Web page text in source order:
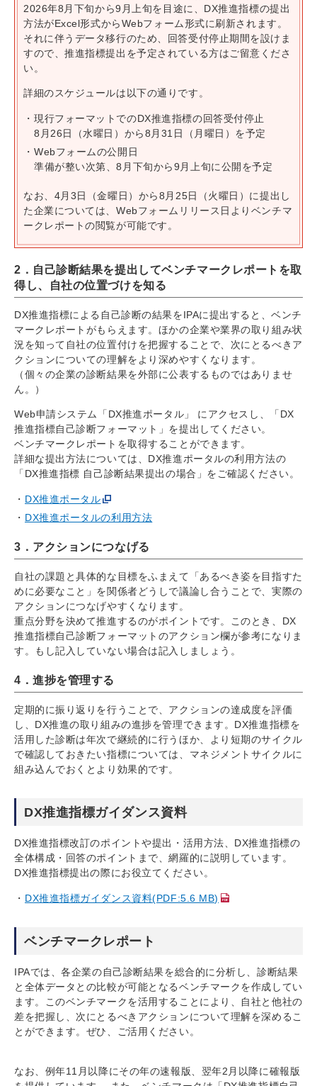
2026年8月下旬から9月上旬を目途に、DX推進指標の提出
方法がExcel形式からWebフォーム形式に刷新されます。
それに伴うデータ移行のため、回答受付停止期間を設けま
すので、推進指標提出を予定されている方はご留意くださ
い。
詳細のスケジュールは以下の通りです。
現行フォーマットでのDX推進指標の回答受付停止
8月26日（水曜日）から8月31日（月曜日）を予定
Webフォームの公開日
準備が整い次第、8月下旬から9月上旬に公開を予定
なお、4月3日（金曜日）から8月25日（火曜日）に提出し
た企業については、Webフォームリリース日よりベンチマ
ークレポートの閲覧が可能です。
2．自己診断結果を提出してベンチマークレポートを取
得し、自社の位置づけを知る
DX推進指標による自己診断の結果をIPAに提出すると、ベンチ
マークレポートがもらえます。ほかの企業や業界の取り組み状
況を知って自社の位置付けを把握することで、次にとるべきア
クションについての理解をより深めやすくなります。
（個々の企業の診断結果を外部に公表するものではありませ
ん。）
Web申請システム「DX推進ポータル」 にアクセスし、「DX
推進指標自己診断フォーマット」を提出してください。
ベンチマークレポートを取得することができます。
詳細な提出方法については、DX推進ポータルの利用方法の
「DX推進指標 自己診断結果提出の場合」をご確認ください。
DX推進ポータル
DX推進ポータルの利用方法
3．アクションにつなげる
自社の課題と具体的な目標をふまえて「あるべき姿を目指すた
めに必要なこと」を関係者どうしで議論し合うことで、実際の
アクションにつなげやすくなります。
重点分野を決めて推進するのがポイントです。このとき、DX
推進指標自己診断フォーマットのアクション欄が参考になりま
す。もし記入していない場合は記入しましょう。
4．進捗を管理する
定期的に振り返りを行うことで、アクションの達成度を評価
し、DX推進の取り組みの進捗を管理できます。DX推進指標を
活用した診断は年次で継続的に行うほか、より短期のサイクル
で確認しておきたい指標については、マネジメントサイクルに
組み込んでおくとより効果的です。
DX推進指標ガイダンス資料
DX推進指標改訂のポイントや提出・活用方法、DX推進指標の
全体構成・回答のポイントまで、網羅的に説明しています。
DX推進指標提出の際にお役立てください。
DX推進指標ガイダンス資料(PDF:5.6 MB)
ベンチマークレポート
IPAでは、各企業の自己診断結果を総合的に分析し、診断結果
と全体データとの比較が可能となるベンチマークを作成してい
ます。このベンチマークを活用することにより、自社と他社の
差を把握し、次にとるべきアクションについて理解を深めるこ
とができます。ぜひ、ご活用ください。
なお、例年11月以降にその年の速報版、翌年2月以降に確報版